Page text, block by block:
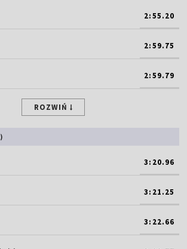
2:55.20
2:59.75
2:59.79
ROZWIŃ
3:20.96
3:21.25
3:22.66